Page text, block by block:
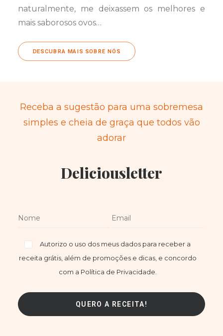
naturalmente, me deixassem os melhores e
mais saborosos ovos…
DESCUBRA MAIS SOBRE NÓS
Receba a sugestão para uma sobremesa
simples e cheia de graça que todos vão
adorar
Deliciousletter
Autorizo o uso dos meus dados para receber a
receita grátis, além de promoções e dicas, e concordo
com a Política de Privacidade.